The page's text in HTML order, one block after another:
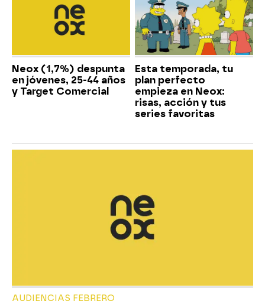
Neox (1,7%) despunta
en jóvenes, 25-44 años
y Target Comercial
Esta temporada, tu
plan perfecto
empieza en Neox:
risas, acción y tus
series favoritas
AUDIENCIAS FEBRERO